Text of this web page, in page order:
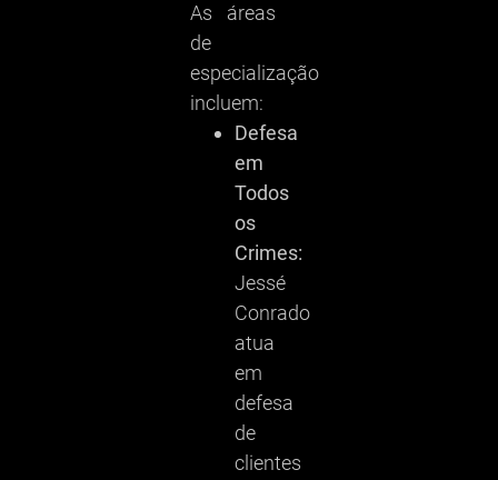
As áreas
de
especialização
incluem:
Defesa
em
Todos
os
Crimes:
Jessé
Conrado
atua
em
defesa
de
clientes